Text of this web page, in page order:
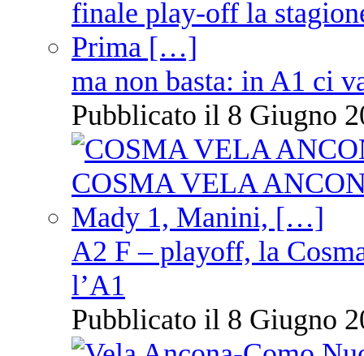
ma non basta: in A1 ci
Pubblicato il 8 Giugno
A2 F – playoff, la
l’A1
Pubblicato il 8 Giugno